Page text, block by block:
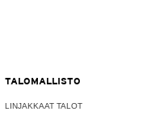
TALOMALLISTO
LINJAKKAAT TALOT